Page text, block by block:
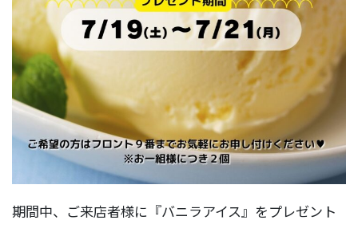
期間中、ご来店者様に『バニラアイス』をプレゼント